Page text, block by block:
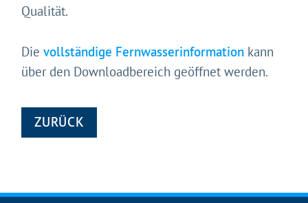
Qualität.
Dievollständige Fernwasserinformation kann
über den Downloadbereich geöffnet werden.
ZURÜCK